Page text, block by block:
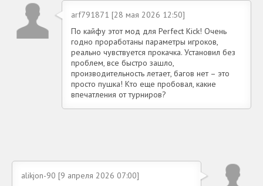
arf791871 [28 мая 2026 12:50]
По кайфу этот мод для Perfect Kick! Очень
годно проработаны параметры игроков,
реально чувствуется прокачка. Установил без
проблем, все быстро зашло,
производительность летает, багов нет – это
просто пушка! Кто еще пробовал, какие
впечатления от турниров?
alikjon-90 [9 апреля 2026 07:00]